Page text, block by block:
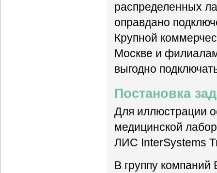
распределенных
оправдано
Крупной
Москве и
выгодно
Постановка
Для иллюстрации
медицинской
ЛИС InterSystems
В группу